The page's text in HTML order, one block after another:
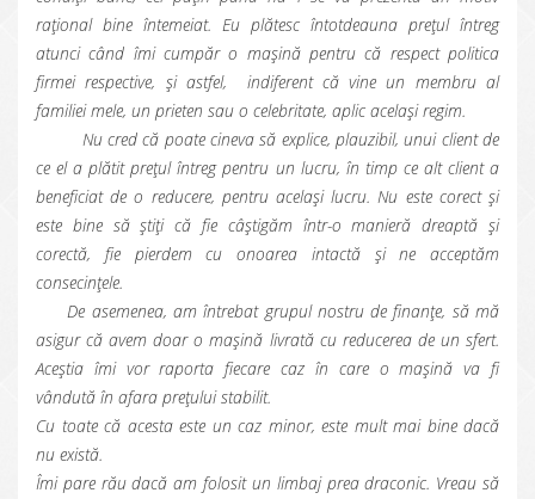
rațional bine întemeiat. Eu plătesc întotdeauna prețul întreg
atunci când îmi cumpăr o mașină pentru că respect politica
firmei respective, și astfel, indiferent că vine un membru al
familiei mele, un prieten sau o celebritate, aplic același regim.
Nu cred că poate cineva să explice, plauzibil, unui client de
ce el a plătit prețul întreg pentru un lucru, în timp ce alt client a
beneficiat de o reducere, pentru același lucru. Nu este corect și
este bine să știți că fie câștigăm într-o manieră dreaptă și
corectă, fie pierdem cu onoarea intactă și ne acceptăm
consecințele.
De asemenea, am întrebat grupul nostru de finanțe, să mă
asigur că avem doar o mașină livrată cu reducerea de un sfert.
Aceștia îmi vor raporta fiecare caz în care o mașină va fi
vândută în afara prețului stabilit.
Cu toate că acesta este un caz minor, este mult mai bine dacă
nu există.
Îmi pare rău dacă am folosit un limbaj prea draconic. Vreau să